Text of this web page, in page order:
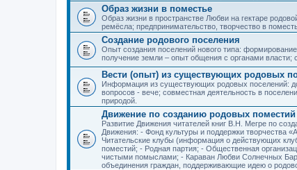
Образ жизни в поместье
Образ жизни в пространстве Любви на гектаре
ремёсла; предпринимательство, творчество в
Создание родового поселения
Опыт создания поселений нового типа:
получение земли – опыт общения с органами власти;
Вести (опыт) из существующих родовых
Информация из существующих родовых поселений:
вопросов - вече; совместная деятельность в
природой.
Движение по созданию родовых поместий
Развитие Движения читателей книг В.Н. Мегре по
Движения: - Фонд культуры и поддержки творчества
Читательские клубы (информация о действующих
поместий; - Родная партия; - Общественная
чистыми помыслами; - Караван Любви Солнечных
объединения граждан, поддерживающие идею о